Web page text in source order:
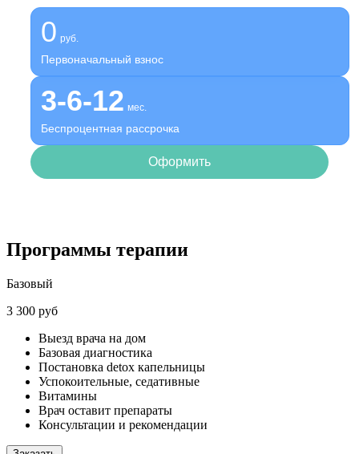
0 руб.
Первоначальный взнос
3-6-12 мес.
Беспроцентная рассрочка
Оформить
Программы терапии
Базовый
3 300 руб
Выезд врача на дом
Базовая диагностика
Постановка detox капельницы
Успокоительные, седативные
Витамины
Врач оставит препараты
Консультации и рекомендации